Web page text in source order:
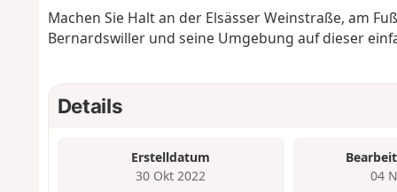
Machen Sie Halt an der Elsässer Weinstraße, am
Bernardswiller und seine Umgebung auf dieser
Details
Erstelldatum
30 Okt 2022
04